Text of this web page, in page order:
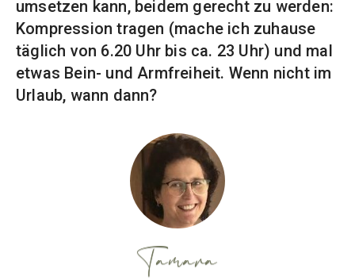
umsetzen kann, beidem gerecht zu werden:
Kompression tragen (mache ich zuhause
täglich von 6.20 Uhr bis ca. 23 Uhr) und mal
etwas Bein- und Armfreiheit. Wenn nicht im
Urlaub, wann dann?
Tamara